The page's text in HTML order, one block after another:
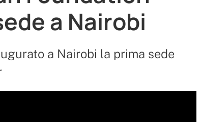
a Nairobi
a Nairobi la prima sede